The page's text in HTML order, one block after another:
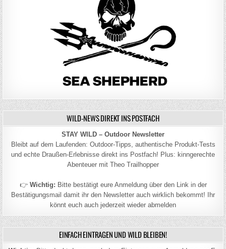
WILD-NEWS DIREKT INS POSTFACH
STAY WILD – Outdoor Newsletter
Bleibt auf dem Laufenden: Outdoor-Tipps, authentische Produkt-Tests
und echte Draußen-Erlebnisse direkt ins Postfach! Plus: kinngerechte
Abenteuer mit Theo Trailhopper
👉 Wichtig: Bitte bestätigt eure Anmeldung über den Link in der
Bestätigungsmail damit ihr den Newsletter auch wirklich bekommt! Ihr
könnt euch auch jederzeit wieder abmelden
EINFACH EINTRAGEN UND WILD BLEIBEN!